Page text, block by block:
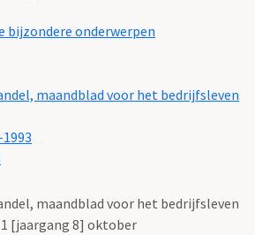
bijzondere onderwerpen
maandblad voor het bedrijfsleven
maandblad voor het bedrijfsleven
[jaargang 8] oktober